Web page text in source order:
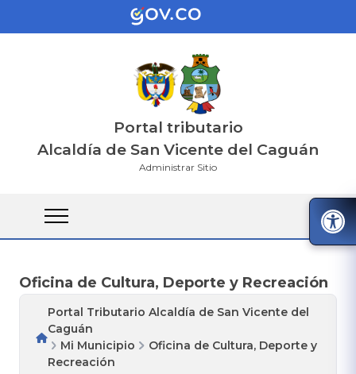
Portal tributario
Alcaldía de San Vicente del Caguán
Administrar Sitio
Oficina de Cultura, Deporte y Recreación
Portal Tributario Alcaldía de San Vicente del
Caguán
Mi Municipio
Oficina de Cultura, Deporte y
Recreación